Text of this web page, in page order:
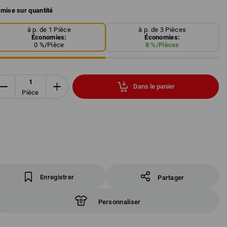
sur quantité
à p. de 1 Pièce
Économies:
0 %/Pièce
à p. de 3 Pièces
Économies:
8 %/Pièces
Pièce
Dans le panier
Enregistrer Partager
Personnaliser